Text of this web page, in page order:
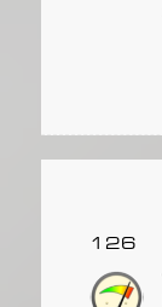
126